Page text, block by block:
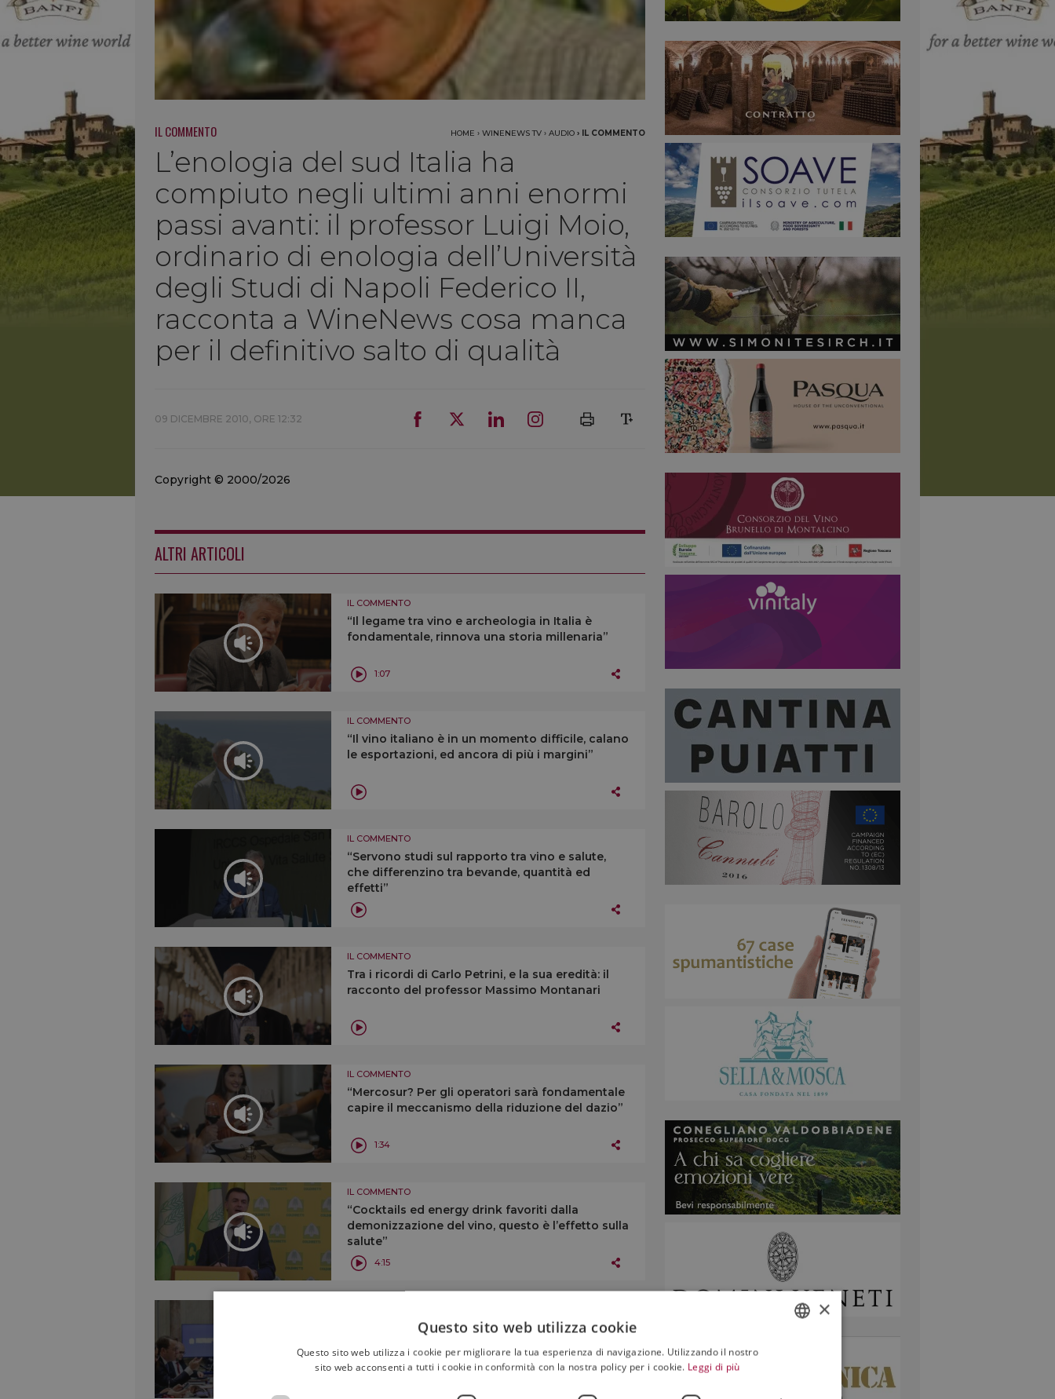
IL COMMENTO HOME › WINENEWS TV › AUDIO › IL COMMENTO
L’enologia del sud Italia ha
compiuto negli ultimi anni enormi
passi avanti: il professor Luigi Moio,
ordinario di enologia dell’Università
degli Studi di Napoli Federico II,
racconta a WineNews cosa manca
per il definitivo salto di qualità
09 DICEMBRE 2010, ORE 12:32
Copyright © 2000/2026
ALTRI ARTICOLI
IL COMMENTO
“Il legame tra vino e archeologia in Italia è
fondamentale, rinnova una storia millenaria”
1:07
IL COMMENTO
“Il vino italiano è in un momento difficile, calano
le esportazioni, ed ancora di più i margini”
IL COMMENTO
“Servono studi sul rapporto tra vino e salute,
che differenzino tra bevande, quantità ed
effetti”
IL COMMENTO
Tra i ricordi di Carlo Petrini, e la sua eredità: il
racconto del professor Massimo Montanari
IL COMMENTO
“Mercosur? Per gli operatori sarà fondamentale
capire il meccanismo della riduzione del dazio”
1:34
IL COMMENTO
“Cocktails ed energy drink favoriti dalla
demonizzazione del vino, questo è l’effetto sulla
salute”
4:15
Health warnings e vino: “non accetteremo mai
×
Questo sito web utilizza cookie
Questo sito web utilizza i cookie per migliorare la tua esperienza di navigazione. Utilizzando il nostro
sito web acconsenti a tutti i cookie in conformità con la nostra policy per i cookie. Leggi di più